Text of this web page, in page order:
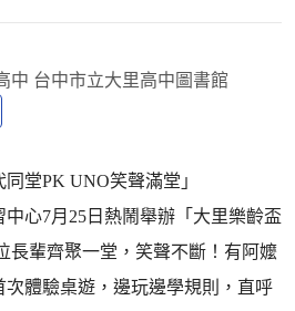
中 台中市立大里高中圖書館
堂PK UNO笑聲滿堂」
心7月25日熱鬧舉辦「大里樂齡盃
長輩齊聚一堂，笑聲不斷！有阿嬤
體驗桌遊，邊玩邊學規則，直呼